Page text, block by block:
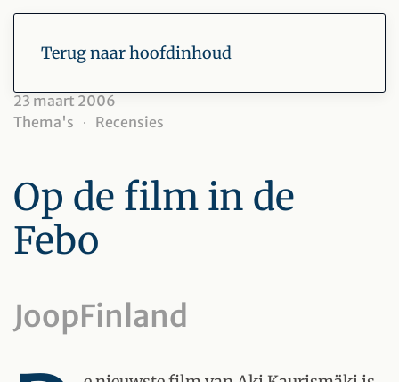
Terug naar hoofdinhoud
23 maart 2006
Thema's
Recensies
Op de film in de
Febo
JoopFinland